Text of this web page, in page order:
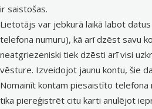
ir saistošas.
Lietotājs var jebkurā laikā labot
telefona numuru), kā arī dzēst savu
neatgriezeniski tiek dzēsti arī visi
vēsture. Izveidojot jaunu kontu, šie
Nomainīt kontam piesaistīto telefona
tika piereģistrēt citu karti anulējot